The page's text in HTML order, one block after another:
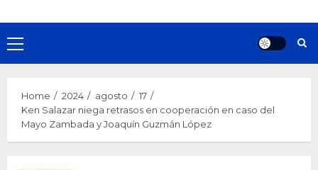
Primary
Menu
Home 2024 agosto
17
Ken Salazar niega retrasos en cooperación en caso del
Mayo Zambada y Joaquín Guzmán López